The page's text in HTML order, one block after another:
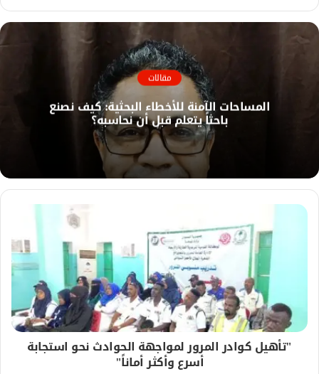
ق
ع
ا
ل
و
ي
ب
مقالات
المساحات الآمنة للأخطاء البحثية: كيف نصنع
باحثاً يتعلم قبل أن نحاسبه؟
"تأهيل كوادر المرور لمواجهة الحوادث نحو استجابة
أسرع وأكثر أماناً"